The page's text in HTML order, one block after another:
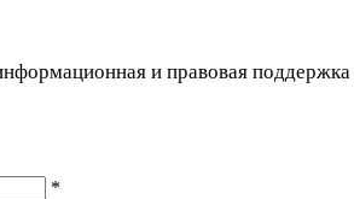
и правовая поддержка
*